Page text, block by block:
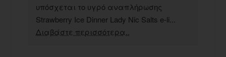
υπόσχεται το υγρό αναπλήρωσης
Strawberry Ice Dinner Lady Nic Salts e-li...
Διαβάστε περισσότερα..